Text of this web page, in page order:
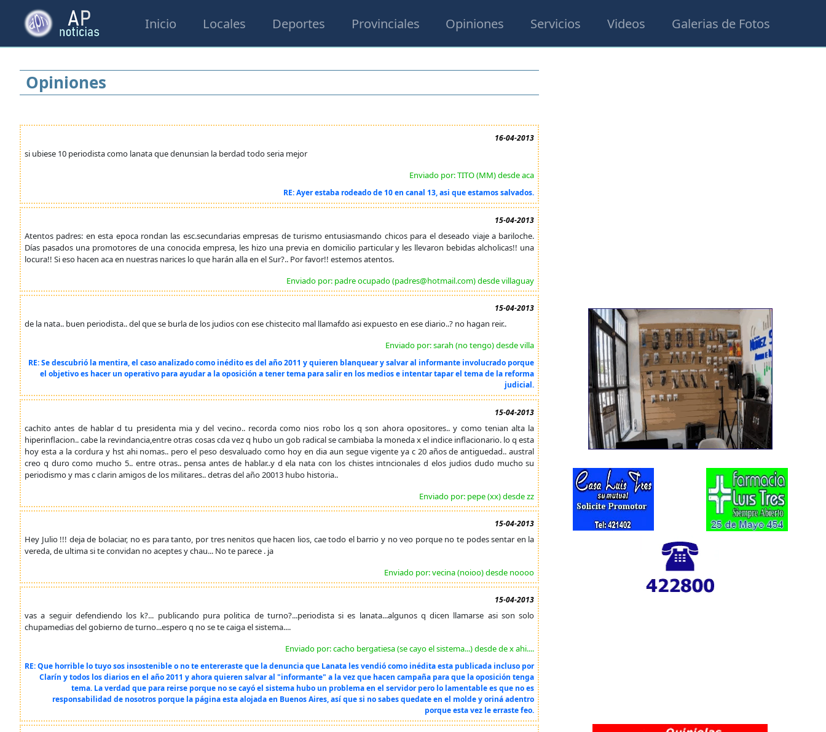
Inicio Locales Deportes Provinciales Opiniones Servicios Videos Galerias de Fotos
Opiniones
16-04-2013
si ubiese 10 periodista como lanata que denunsian la berdad todo seria mejor
Enviado por: TITO (MM) desde aca
RE: Ayer estaba rodeado de 10 en canal 13, asi que estamos salvados.
15-04-2013
Atentos padres: en esta epoca rondan las esc.secundarias empresas de turismo entusiasmando chicos para el deseado viaje a bariloche.
Días pasados una promotores de una conocida empresa, les hizo una previa en domicilio particular y les llevaron bebidas alcholicas!! una
locura!! Si eso hacen aca en nuestras narices lo que harán alla en el Sur?.. Por favor!! estemos atentos.
Enviado por: padre ocupado (padres@hotmail.com) desde villaguay
15-04-2013
de la nata.. buen periodista.. del que se burla de los judios con ese chistecito mal llamafdo asi expuesto en ese diario..? no hagan reir..
Enviado por: sarah (no tengo) desde villa
RE: Se descubrió la mentira, el caso analizado como inédito es del año 2011 y quieren blanquear y salvar al informante involucrado porque
el objetivo es hacer un operativo para ayudar a la oposición a tener tema para salir en los medios e intentar tapar el tema de la reforma
judicial.
15-04-2013
cachito antes de hablar d tu presidenta mia y del vecino.. recorda como nios robo los q son ahora opositores.. y como tenian alta la
hiperinflacion.. cabe la revindancia,entre otras cosas cda vez q hubo un gob radical se cambiaba la moneda x el indice inflacionario. lo q esta
hoy esta a la cordura y hst ahi nomas.. pero el peso desvaluado como hoy en dia aun segue vigente ya c 20 años de antiguedad.. austral
creo q duro como mucho 5.. entre otras.. pensa antes de hablar..y d ela nata con los chistes intncionales d elos judios dudo mucho su
periodismo y mas c clarin amigos de los militares.. detras del año 20013 hubo historia..
Enviado por: pepe (xx) desde zz
15-04-2013
Hey Julio !!! deja de bolaciar, no es para tanto, por tres nenitos que hacen lios, cae todo el barrio y no veo porque no te podes sentar en la
vereda, de ultima si te convidan no aceptes y chau... No te parece . ja
Enviado por: vecina (noioo) desde noooo
15-04-2013
vas a seguir defendiendo los k?... publicando pura politica de turno?...periodista si es lanata...algunos q dicen llamarse asi son solo
chupamedias del gobierno de turno...espero q no se te caiga el sistema....
Enviado por: cacho bergatiesa (se cayo el sistema...) desde de x ahi....
RE: Que horrible lo tuyo sos insostenible o no te entereraste que la denuncia que Lanata les vendió como inédita esta publicada incluso por
Clarín y todos los diarios en el año 2011 y ahora quieren salvar al "informante" a la vez que hacen campaña para que la oposición tenga
tema. La verdad que para reirse porque no se cayó el sistema hubo un problema en el servidor pero lo lamentable es que no es
responsabilidad de nosotros porque la página esta alojada en Buenos Aires, así que si no sabes quedate en el molde y oriná adentro
porque esta vez le erraste feo.